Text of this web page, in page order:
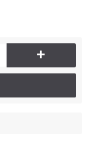
+